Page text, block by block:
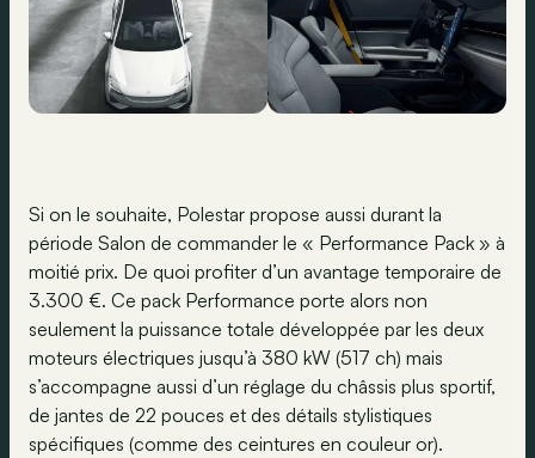
Si on le souhaite, Polestar propose aussi durant la
période Salon de commander le « Performance Pack » à
moitié prix. De quoi profiter d’un avantage temporaire de
3.300 €. Ce pack Performance porte alors non
seulement la puissance totale développée par les deux
moteurs électriques jusqu’à 380 kW (517 ch) mais
s’accompagne aussi d’un réglage du châssis plus sportif,
de jantes de 22 pouces et des détails stylistiques
spécifiques (comme des ceintures en couleur or).